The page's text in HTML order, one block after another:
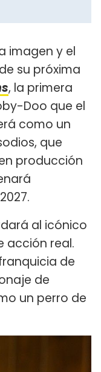
imagen y el
su próxima
, la primera
Doo que el
como un
que
producción
al icónico
acción real.
de
de
un perro de